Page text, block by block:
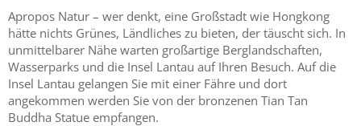
Apropos Natur – wer denkt, eine Großstadt wie Hongkong
hätte nichts Grünes, Ländliches zu bieten, der täuscht sich. In
unmittelbarer Nähe warten großartige Berglandschaften,
Wasserparks und die Insel Lantau auf Ihren Besuch. Auf die
Insel Lantau gelangen Sie mit einer Fähre und dort
angekommen werden Sie von der bronzenen Tian Tan
Buddha Statue empfangen.